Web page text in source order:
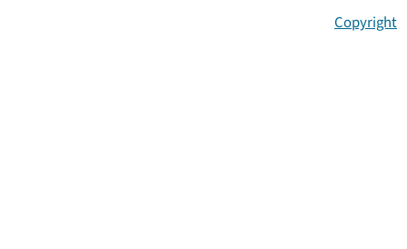
Copyright